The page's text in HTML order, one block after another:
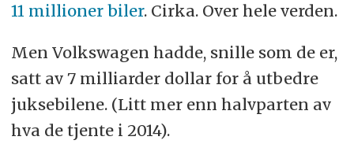
11 millioner biler. Cirka. Over hele verden.
Men Volkswagen hadde, snille som de er,
satt av 7 milliarder dollar for å utbedre
juksebilene. (Litt mer enn halvparten av
hva de tjente i 2014).